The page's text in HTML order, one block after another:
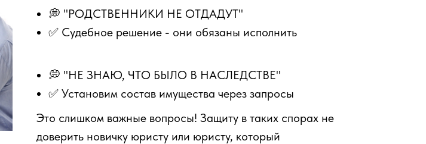
💭 "РОДСТВЕННИКИ НЕ ОТДАДУТ"
✅ Судебное решение - они обязаны исполнить
💭 "НЕ ЗНАЮ, ЧТО БЫЛО В НАСЛЕДСТВЕ"
✅ Установим состав имущества через запросы
Это слишком важные вопросы! Защиту в таких спорах не
доверить новичку юристу или юристу, который